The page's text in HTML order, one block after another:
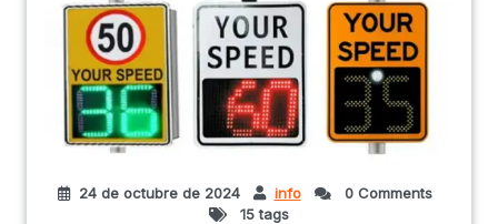
24 de octubre de 2024 info
0 Comments
15 tags